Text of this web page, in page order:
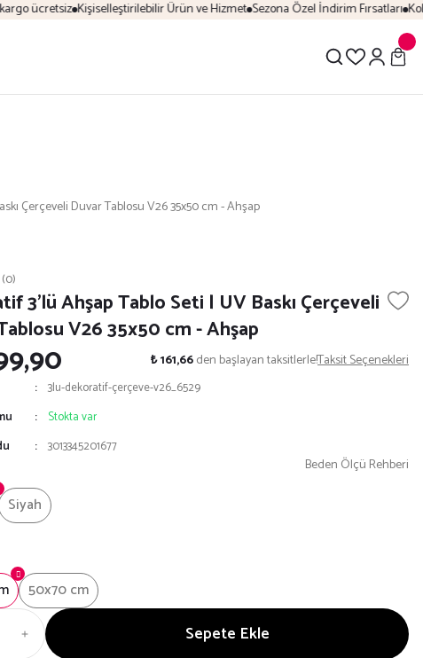
ücretsiz Kişiselleştirilebilir Ürün ve Hizmet Sezona Özel İndirim Fırsatları
Çerçeveli Duvar Tablosu V26 35x50 cm - Ahşap
3’lü Ahşap Tablo Seti | UV Baskı Çerçeveli
V26 35x50 cm - Ahşap
₺ 161,66den başlayan taksitlerle!Taksit Seçenekleri
3lu-dekoratif-çerçeve-v26_6529
Stokta var
3013345201677
Siyah
50x70 cm
Beden Ölçü Rehberi
Sepete Ekle